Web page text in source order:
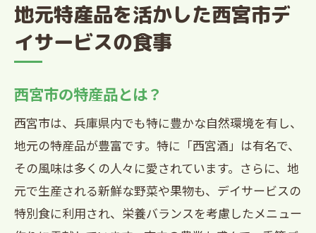
地元特産品を活かした西宮市デ
イサービスの食事
西宮市の特産品とは？
西宮市は、兵庫県内でも特に豊かな自然環境を有し、
地元の特産品が豊富です。特に「西宮酒」は有名で、
その風味は多くの人々に愛されています。さらに、地
元で生産される新鮮な野菜や果物も、デイサービスの
特別食に利用され、栄養バランスを考慮したメニュー